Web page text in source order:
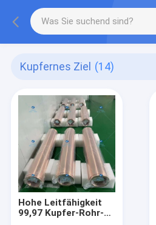
Kupfernes Ziel (14)
Hohe Leitfähigkeit
99,97 Kupfer-Rohr-